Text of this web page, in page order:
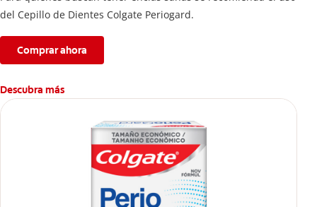
del Cepillo de Dientes Colgate Periogard.
Comprar ahora
Descubra más